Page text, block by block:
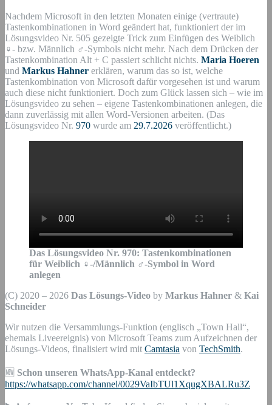
Nachdem Microsoft in den letzten Monaten einige (vertraute)
Tastenkombinationen in Word geändert hat, funktioniert der im
Lösungsvideo Nr. 505 gezeigte Trick zum Einfügen des Weiblich
♀- bzw. Männlich ♂-Symbols nicht mehr. Nach dem Drücken der
Tastenkombination Alt + C passiert schlicht nichts. Maria Hoeren
und Markus Hahner erklären, warum das so ist, welche
Tastenkombination von Microsoft dafür vorgesehen ist und warum
auch diese nicht funktioniert. Doch zum Glück lassen sich – wie im
Lösungsvideo zu sehen – eigene Tastenkombinationen anlegen, die
dann zuverlässig mit allen Word-Versionen arbeiten. (Das
Lösungsvideo Nr. 970 wurde am 29.7.2026 veröffentlicht.)
Das Lösungsvideo Nr. 970: Tastenkombinationen
für Weiblich ♀-/Männlich ♂-Symbol in Word
anlegen
(C) 2020 – 2026 Das Lösungs-Video by Markus Hahner & Kai
Schneider
Wir nutzen die Versammlungs-Funktion (englisch „Town Hall“,
ehemals Liveereignis) von Microsoft Teams zum Aufzeichnen der
Lösungs-Videos, finalisiert wird mit Camtasia von TechSmith.
🆕 Schon unseren WhatsApp-Kanal entdeckt?
https://whatsapp.com/channel/0029VaIbTUl1XqugXBALRu3Z